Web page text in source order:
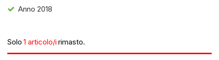
Anno 2018
Solo 1 articolo/i rimasto.